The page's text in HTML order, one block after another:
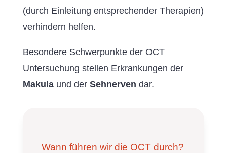
(durch Einleitung entsprechender Therapien)
verhindern helfen.
Besondere Schwerpunkte der OCT
Untersuchung stellen Erkrankungen der
Makulaund der Sehnerven dar.
Wann führen wir die OCT durch?